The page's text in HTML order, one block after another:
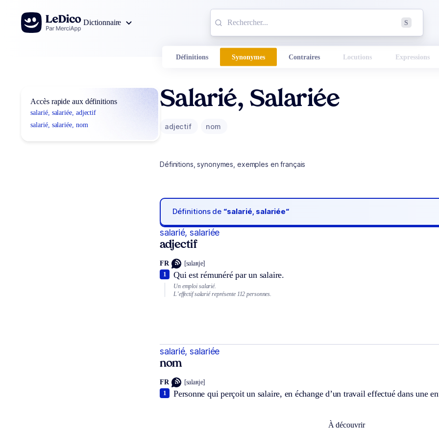
Aller au contenu
Dictionnaire
S
Définitions Synonymes Contraires Locutions Expressions
Accès rapide aux définitions
salarié, salariée, adjectif
salarié, salariée, nom
Salarié, Salariée
adjectif nom
Définitions, synonymes, exemples en français
Définitions de “salarié, salariée“
salarié, salariée
adjectif
FR [salaʀje]
Qui est rémunéré par un salaire.
1
Un emploi salarié.
L’effectif salarié représente 112 personnes.
salarié, salariée
nom
FR [salaʀje]
Personne qui perçoit un salaire, en échange d’un travail effectué dans une
1
À découvrir